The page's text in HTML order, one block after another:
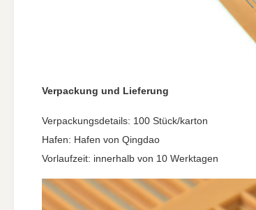
Verpackung und Lieferung
Verpackungsdetails: 100 Stück/karton
Hafen: Hafen von Qingdao
Vorlaufzeit: innerhalb von 10 Werktagen